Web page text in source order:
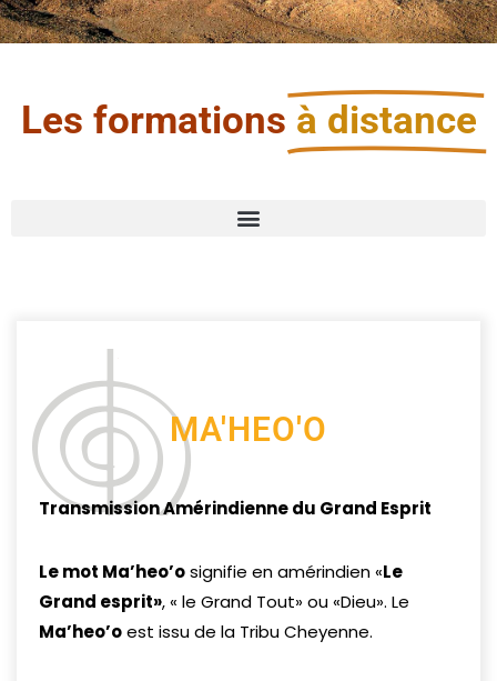
Les formations à distance
MA'HEO'O
Transmission Amérindienne du Grand Esprit
Le mot Ma’heo’osignifie en amérindien «Le
Grand esprit», « le Grand Tout» ou «Dieu». Le
Ma’heo’oest issu de la Tribu Cheyenne.